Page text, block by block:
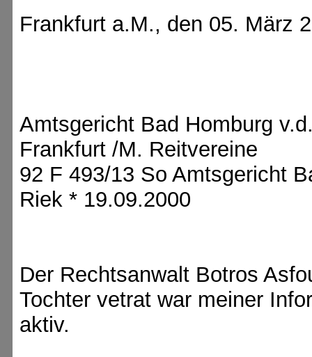
Frankfurt a.M., den 05. März
Amtsgericht Bad Homburg
Frankfurt /M. Reitvereine
92 F 493/13 So Amtsgericht
Riek * 19.09.2000
Der Rechtsanwalt Botros
Tochter vetrat war meiner
aktiv.